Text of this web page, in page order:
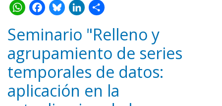
WhatsApp
Facebook
Bluesky
LinkedIn
Share
Seminario "Relleno y
agrupamiento de series
temporales de datos:
aplicación en la